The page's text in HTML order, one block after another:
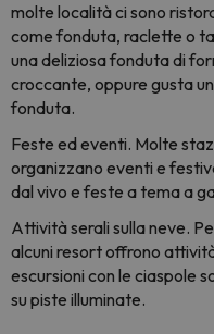
molte località ci sono
come fonduta, raclette o
una deliziosa fonduta di
croccante, oppure gusta
fonduta.
Feste ed eventi. Molte
organizzano eventi e
dal vivo e feste a tema a
Attività serali sulla neve.
alcuni resort offrono
escursioni con le ciaspole
su piste illuminate.